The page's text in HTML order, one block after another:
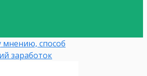
способ
заработок